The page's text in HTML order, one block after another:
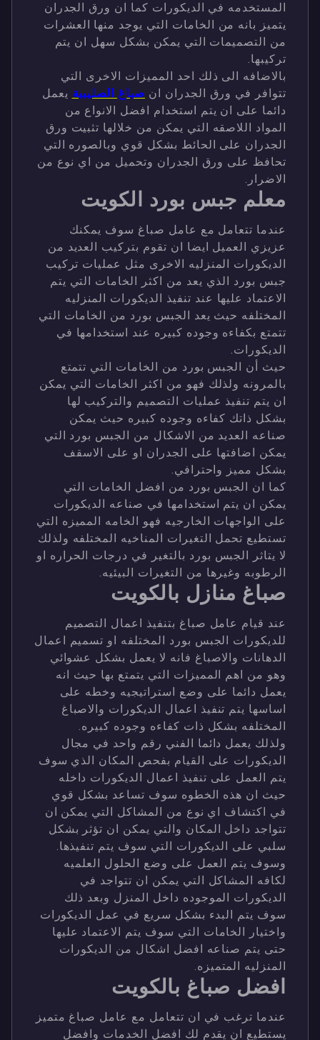
المستخدمه في الديكورات كما ان ورق الجدران
يتميز بانه من الخامات التي يوجد منها العشرات
من التصميمات التي يمكن بشكل سهل ان يتم
تركيبها.
بالاضافه الى ذلك احد المميزات الاخرى التي
تتوافر في ورق الجدران انصباغ الصليبيةيعمل
دائما على ان يتم استخدام افضل الانواع من
المواد اللاصقه التي يمكن من خلالها تثبيت ورق
الجدران على الحائط بشكل قوي وبالصوره التي
تحافظ على ورق الجدران وتحميل من اي نوع من
الاضرار.
معلم جبس بورد الكويت
عندما تتعامل مع عامل صباغ سوف يمكنك
عزيزي العميل ايضا ان تقوم بتركيب العديد من
الديكورات المنزليه الاخرى مثل عمليات تركيب
جبس بورد الذي يعد من اكثر الخامات التي يتم
الاعتماد عليها عند تنفيذ الديكورات المنزليه
المختلفه حيث يعد الجبس بورد من الخامات التي
تتمتع بكفاءه وجوده كبيره عند استخدامها في
الديكورات.
حيث أن الجبس بورد من الخامات التي تتمتع
بالمرونه ولذلك فهو من اكثر الخامات التي يمكن
ان يتم تنفيذ عمليات التصميم والتركيب لها
بشكل ذاتك كفاءه وجوده كبيره حيث يمكن
صناعه العديد من الاشكال من الجبس بورد التي
يمكن اضافتها على الجدران او على الاسقف
بشكل مميز واحترافي.
كما ان الجبس بورد من افضل الخامات التي
يمكن ان يتم استخدامها في صناعه الديكورات
على الواجهات الخارجيه فهو الخامه المميزه التي
تستطيع تحمل التغيرات المناخيه المختلفه ولذلك
لا يتاثر الجبس بورد بالتغير في درجات الحراره او
الرطوبه وغيرها من التغيرات البيئيه.
صباغ منازل بالكويت
عند قيام عامل صباغ بتنفيذ اعمال التصميم
للديكورات الجبس بورد المختلفه او تسميم اعمال
الدهانات والاصباغ فانه لا يعمل بشكل عشوائي
وهو من اهم المميزات التي يتمتع بها حيث انه
يعمل دائما على وضع استراتيجيه وخطه على
اساسها يتم تنفيذ اعمال الديكورات والاصباغ
المختلفه بشكل ذات كفاءه وجوده كبيره.
ولذلك يعمل دائما الفني رقم واحد في مجال
الديكورات على القيام بفحص المكان الذي سوف
يتم العمل على تنفيذ اعمال الديكورات داخله
حيث ان هذه الخطوه سوف تساعد بشكل قوي
في اكتشاف اي نوع من المشاكل التي يمكن ان
تتواجد داخل المكان والتي يمكن ان تؤثر بشكل
سلبي على الديكورات التي سوف يتم تنفيذها.
وسوف يتم العمل على وضع الحلول العلميه
لكافه المشاكل التي يمكن ان تتواجد في
الديكورات الموجوده داخل المنزل وبعد ذلك
سوف يتم البدء بشكل سريع في عمل الديكورات
واختيار الخامات التي سوف يتم الاعتماد عليها
حتى يتم صناعه افضل اشكال من الديكورات
المنزليه المتميزه.
افضل صباغ بالكويت
عندما ترغب في ان تتعامل مع عامل صباغ متميز
يستطيع ان يقدم لك افضل الخدمات وافضل